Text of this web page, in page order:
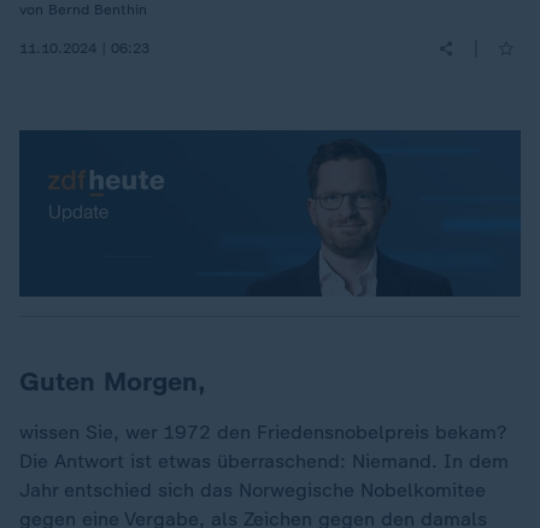
von Bernd Benthin
11.10.2024 | 06:23
Guten Morgen,
wissen Sie, wer 1972 den Friedensnobelpreis bekam?
Die Antwort ist etwas überraschend: Niemand. In dem
Jahr entschied sich das Norwegische Nobelkomitee
gegen eine Vergabe, als Zeichen gegen den damals